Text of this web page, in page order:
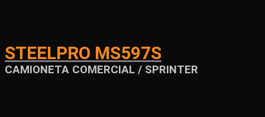
STEELPRO MS597S
CAMIONETA COMERCIAL / SPRINTER